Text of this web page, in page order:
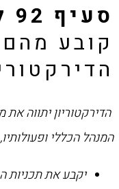
סעיף 92 לחוק החברות
קובע מהם
הדירקטוריון יתווה את
המנהל הכללי
יקבע את תכניות